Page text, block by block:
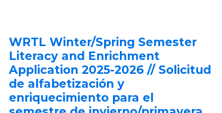
WRTL Winter/Spring Semester
Literacy and Enrichment
Application 2025-2026 // Solicitud
de alfabetización y
enriquecimiento para el